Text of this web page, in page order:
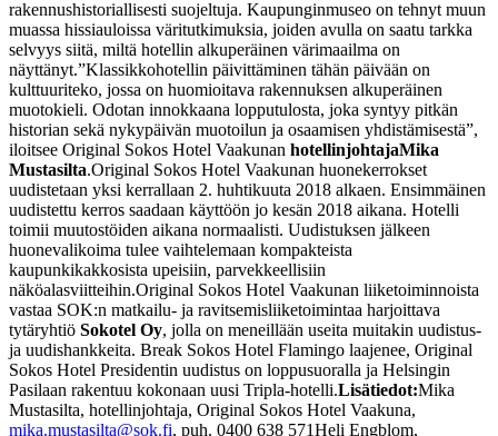
rakennushistoriallisesti suojeltuja. Kaupunginmuseo on tehnyt muun
muassa hissiauloissa väritutkimuksia, joiden avulla on saatu tarkka
selvyys siitä, miltä hotellin alkuperäinen värimaailma on
näyttänyt.”Klassikkohotellin päivittäminen tähän päivään on
kulttuuriteko, jossa on huomioitava rakennuksen alkuperäinen
muotokieli. Odotan innokkaana lopputulosta, joka syntyy pitkän
historian sekä nykypäivän muotoilun ja osaamisen yhdistämisestä”,
iloitsee Original Sokos Hotel Vaakunan hotellinjohtajaMika
Mustasilta.Original Sokos Hotel Vaakunan huonekerrokset
uudistetaan yksi kerrallaan 2. huhtikuuta 2018 alkaen. Ensimmäinen
uudistettu kerros saadaan käyttöön jo kesän 2018 aikana. Hotelli
toimii muutostöiden aikana normaalisti. Uudistuksen jälkeen
huonevalikoima tulee vaihtelemaan kompakteista
kaupunkikakkosista upeisiin, parvekkeellisiin
näköalasviitteihin.Original Sokos Hotel Vaakunan liiketoiminnoista
vastaa SOK:n matkailu- ja ravitsemisliiketoimintaa harjoittava
tytäryhtiö Sokotel Oy, jolla on meneillään useita muitakin uudistus-
ja uudishankkeita. Break Sokos Hotel Flamingo laajenee, Original
Sokos Hotel Presidentin uudistus on loppusuoralla ja Helsingin
Pasilaan rakentuu kokonaan uusi Tripla-hotelli.Lisätiedot:Mika
Mustasilta, hotellinjohtaja, Original Sokos Hotel Vaakuna,
mika.mustasilta@sok.fi, puh. 0400 638 571Heli Engblom,